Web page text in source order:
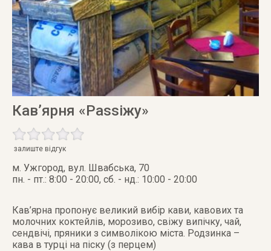
Кав’ярня «Passiжу»
залиште відгук
м. Ужгород, вул. Швабська, 70
пн. - пт.: 8:00 - 20:00, сб. - нд.: 10:00 - 20:00
Кав’ярна пропонує великий вибір кави, кавових та
молочних коктейлів, морозиво, свіжу випічку, чай,
сендвічі, пряники з символікою міста. Родзинка –
кава в турці на піску (з перцем)